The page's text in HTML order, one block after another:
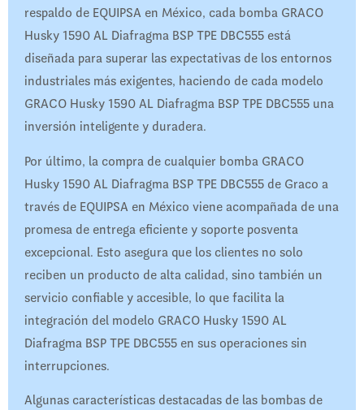
respaldo de EQUIPSA en México, cada bomba GRACO
Husky 1590 AL Diafragma BSP TPE DBC555 está
diseñada para superar las expectativas de los entornos
industriales más exigentes, haciendo de cada modelo
GRACO Husky 1590 AL Diafragma BSP TPE DBC555 una
inversión inteligente y duradera.
Por último, la compra de cualquier bomba GRACO
Husky 1590 AL Diafragma BSP TPE DBC555 de Graco a
través de EQUIPSA en México viene acompañada de una
promesa de entrega eficiente y soporte posventa
excepcional. Esto asegura que los clientes no solo
reciben un producto de alta calidad, sino también un
servicio confiable y accesible, lo que facilita la
integración del modelo GRACO Husky 1590 AL
Diafragma BSP TPE DBC555 en sus operaciones sin
interrupciones.
Algunas características destacadas de las bombas de